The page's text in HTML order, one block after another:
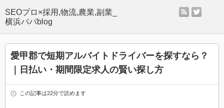
SEOプロ×採用,物流,農業,副業_
横浜パパblog
rss
愛甲郡で短期アルバイトドライバーを探すなら？
｜日払い・期間限定求人の賢い探し方
この記事は22分で読めます